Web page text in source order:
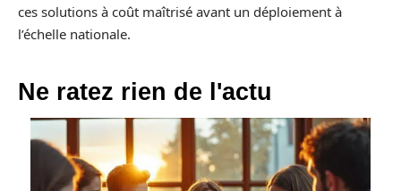
ces solutions à coût maîtrisé avant un déploiement à
l’échelle nationale.
Ne ratez rien de l'actu